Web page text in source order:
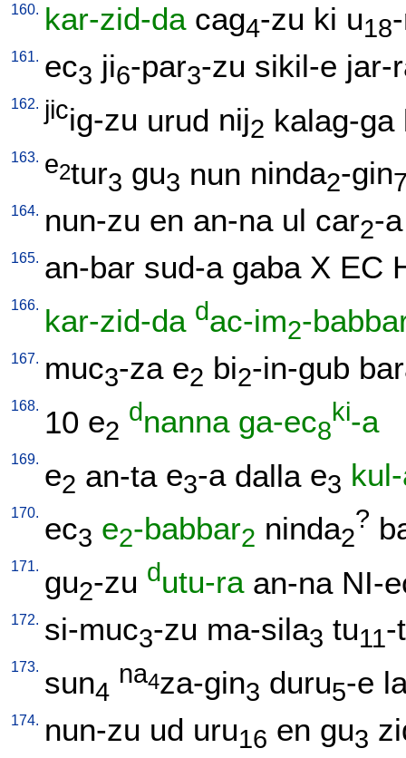
160. kar-zid-da cag4-zu ki u18
161. ec3 ji6-par3-zu sikil-e jar-
162. jicig-zu urud nij2 kalag-ga
163. e2tur3 gu3 nun ninda2-gin
164. nun-zu en an-na ul car2-a
165. an-bar sud-a gaba X EC
166. kar-zid-da dac-im2-
167. muc3-za e2 bi2-in-gub
168. 10 e2
dnanna ga-ec8
ki-a
169. e2 an-ta e3-a dalla e3
170. ec3 e2-babbar2 ninda2
?
171. gu2-zu dutu-ra an-na NI-
172. si-muc3-zu ma-sila3 tu11-
173. sun4
na4za-gin3 duru5-e
174. nun-zu ud uru16 en gu3